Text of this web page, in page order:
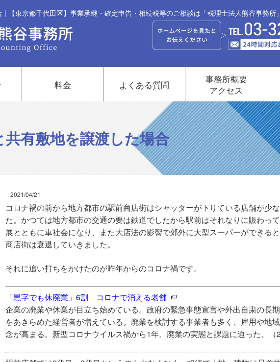
| 【東京都千代田区】事業承継・確定申告・相続税等のご相談は「税理士法人熊谷事務所」
料金 よくある質問
事務所概要
アクセス
共有敷地を譲渡した場合
2021/04/21
コロナ禍の前から地方都市の駅前商店街はシャッターが下りている店舗が少
た。かつては地方都市の交通の要は鉄道でしたから駅前はそれなりに賑わっ
展とともに車社会になり、また大店法の影響で郊外に大型スーパーができる
商店街は衰退していきました。
それに追い打ちをかけたのが昨年からのコロナ禍です。
「黒字でも休廃業」6割 コロナで消える老舗
企業の廃業や休業が目立ち始めている。政府の緊急事態宣言や外出自粛の長
をあきらめた経営者が増えている。廃業を検討する事業者も多く、雇用や地
念が高まる。新型コロナウイルス禍から1年。廃業の実態と課題に迫った。（